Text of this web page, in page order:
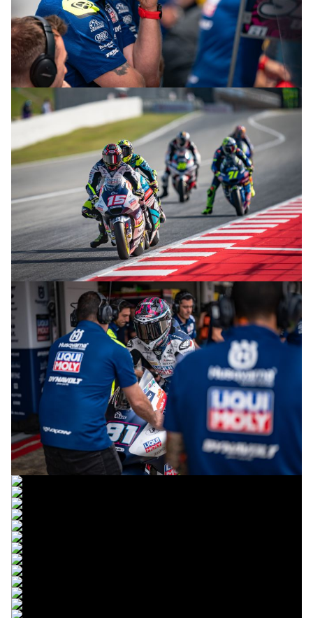
© R.Lekl & S.Wobser
© R.Lekl & S.Wobser
© R.Lekl & S.Wobser
© R.Lekl & S.Wobser
© R.Lekl & S.Wobser
© R.Lekl & S.Wobser
© R.Lekl & S.Wobser
© R.Lekl & S.Wobser
© R.Lekl & S.Wobser
© R.Lekl & S.Wobser
© R.Lekl & S.Wobser
© R.Lekl & S.Wobser
© R.Lekl & S.Wobser